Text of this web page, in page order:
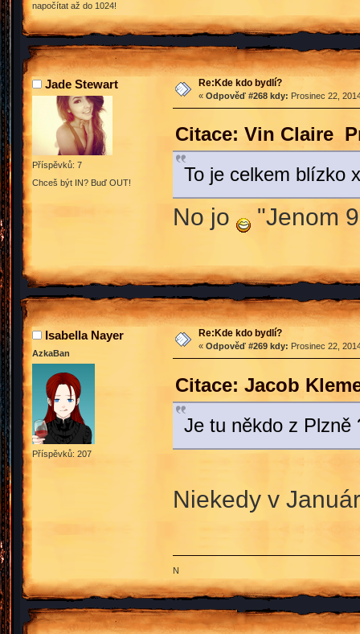
napočítat až do 1024!
Jade Stewart
Příspěvků: 7
Chceš být IN? Buď OUT!
Re:Kde kdo bydlí?
« Odpověď #268 kdy: Prosinec 22,
Citace: Vin Claire
To je celkem blízko
No jo "Jenom
Isabella Nayer
AzkaBan
Příspěvků: 207
Re:Kde kdo bydlí?
« Odpověď #269 kdy: Prosinec 22,
Citace: Jacob
Je tu někdo z
Niekedy v
N